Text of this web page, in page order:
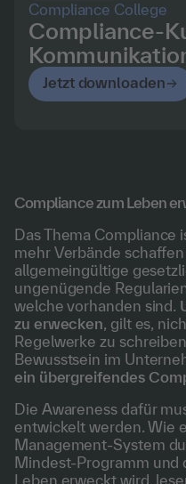
Compliance College
Compliance-
Jetzt downloaden
Compliance zum Leben
Das Thema Compliance
mehr Verbände
allgemeingültige
ungenügende
welche vorhanden sind.
zu erwecken , gilt es,
Regelwerke zu
Bewusstsein im
ein übergreifendes
Die Awareness dafür
entwickelt werden. Wie
Management-System
Mindest-Programm und
Leben erweckt wird,